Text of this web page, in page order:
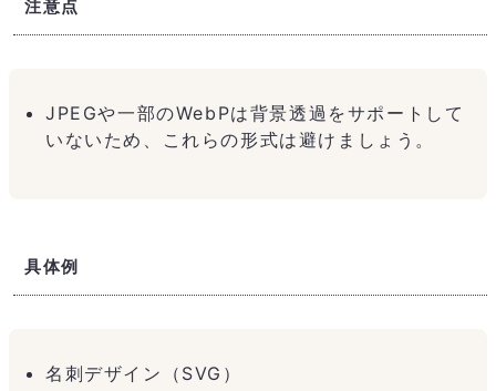
注意点
JPEGや一部のWebPは背景透過をサポートして
いないため、これらの形式は避けましょう。
具体例
名刺デザイン（SVG）